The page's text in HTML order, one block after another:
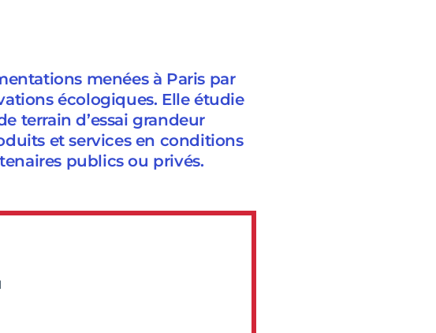
menées à Paris par
écologiques. Elle étudie
terrain d’essai grandeur
et services en conditions
publics ou privés.